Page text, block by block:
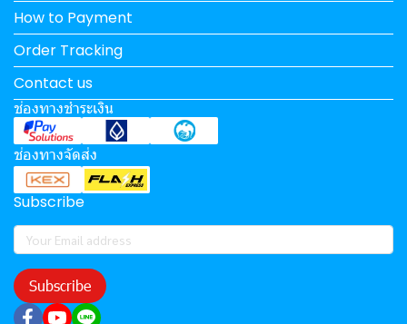
How to Payment
Order Tracking
Contact us
ช่องทางชำระเงิน
ช่องทางจัดส่ง
Subscribe
Subscribe